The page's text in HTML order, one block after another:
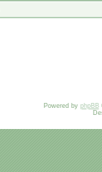
Powered by phpBB